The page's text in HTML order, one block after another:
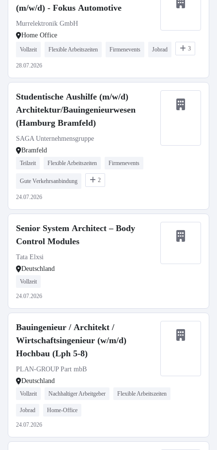
(m/w/d) - Fokus Automotive
Murrelektronik GmbH
Home Office
Vollzeit Flexible Arbeitszeiten Firmenevents Jobrad 3
28.07.2026
Studentische Aushilfe (m/w/d)
Architektur/Bauingenieurwesen
(Hamburg Bramfeld)
SAGA Unternehmensgruppe
Bramfeld
Teilzeit Flexible Arbeitszeiten Firmenevents
Gute Verkehrsanbindung 2
24.07.2026
Senior System Architect – Body
Control Modules
Tata Elxsi
Deutschland
Vollzeit
24.07.2026
Bauingenieur / Architekt /
Wirtschaftsingenieur (w/m/d)
Hochbau (Lph 5-8)
PLAN-GROUP Part mbB
Deutschland
Vollzeit Nachhaltiger Arbeitgeber Flexible Arbeitszeiten
Jobrad Home-Office
24.07.2026